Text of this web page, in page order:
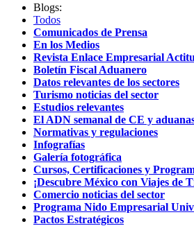
Blogs:
Todos
Comunicados de Prensa
En los Medios
Revista Enlace Empresarial
Boletín Fiscal Aduanero
Datos relevantes de los sectores
Turismo noticias del sector
Estudios relevantes
El ADN semanal de CE y
Normativas y regulaciones
Infografías
Galería fotográfica
Cursos, Certificaciones y
¡Descubre México con Viajes de
Comercio noticias del sector
Programa Nido Empresarial
Pactos Estratégicos